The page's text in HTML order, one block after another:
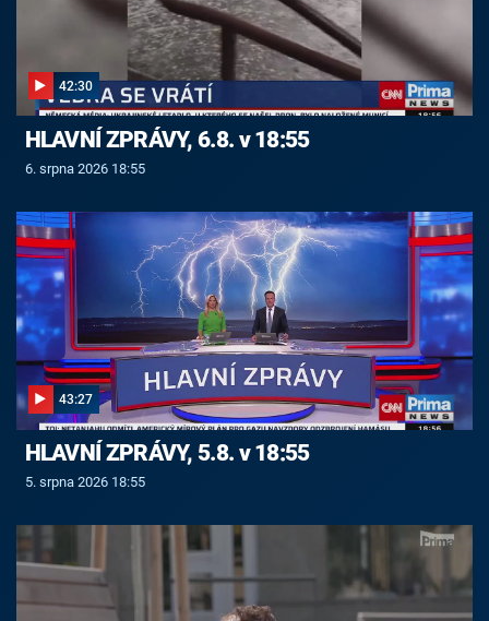
42:30
HLAVNÍ ZPRÁVY, 6.8. v 18:55
6. srpna 2026 18:55
43:27
HLAVNÍ ZPRÁVY, 5.8. v 18:55
5. srpna 2026 18:55